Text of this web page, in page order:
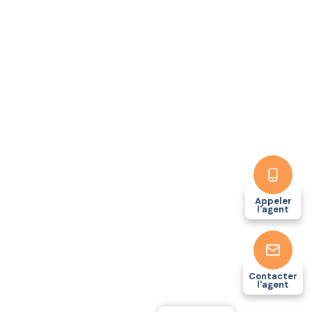
Appeler
l'agent
Contacter
l'agent